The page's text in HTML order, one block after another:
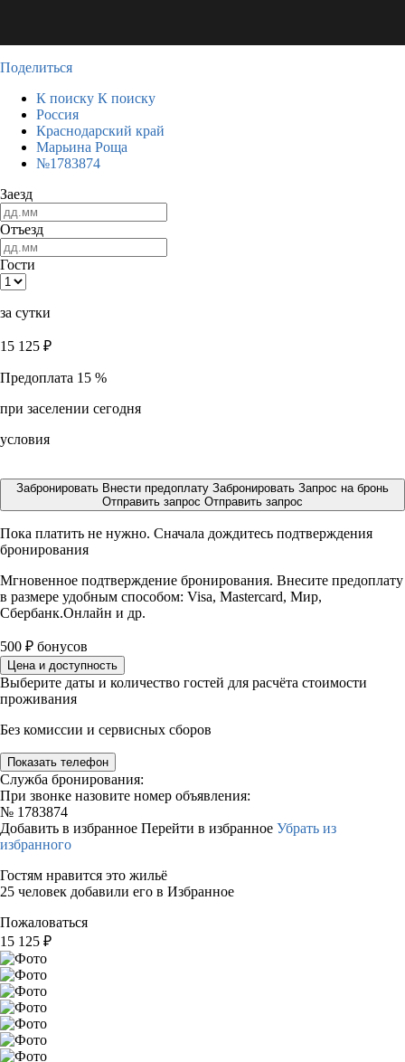
Поделиться
К поиску К поиску
Россия
Краснодарский край
Марьина Роща
№1783874
Заезд
Отъезд
Гости
за сутки
15 125 ₽
Предоплата 15 %
при заселении сегодня
условия
Забронировать Внести предоплату Забронировать Запрос на бронь
Отправить запрос Отправить запрос
Пока платить не нужно. Сначала дождитесь подтверждения
бронирования
Мгновенное подтверждение бронирования. Внесите предоплату
в размере удобным способом: Visa, Mastercard, Мир,
Сбербанк.Онлайн и др.
500 ₽ бонусов
Цена и доступность
Выберите даты и количество гостей для расчёта стоимости
проживания
Без комиссии и сервисных сборов
Показать телефон
Служба бронирования:
При звонке назовите номер объявления:
№ 1783874
Добавить в избранное Перейти в избранное Убрать из
избранного
Гостям нравится это жильё
25 человек добавили его в Избранное
Пожаловаться
15 125 ₽